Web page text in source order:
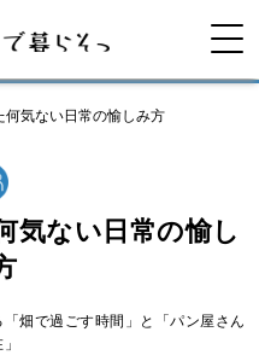
何気ない日常の愉しみ方
気ない日常の愉し
畑で過ごす時間」と「パン屋さん